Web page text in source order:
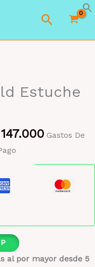
Buscar
Estuche
147.000 Gastos De
al por mayor desde 5